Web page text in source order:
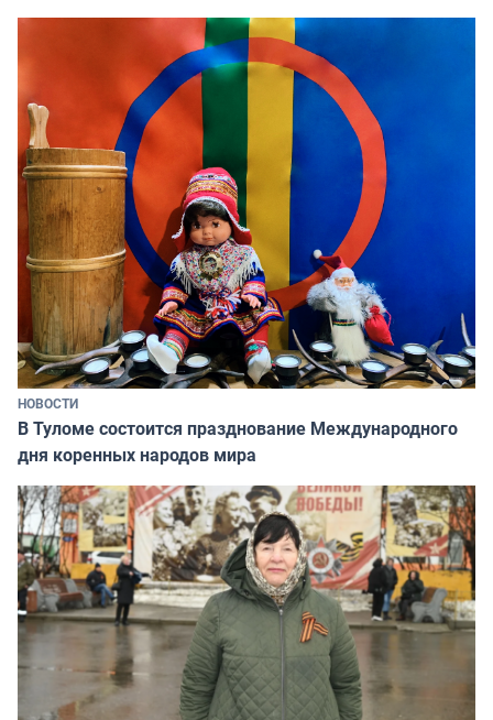
НОВОСТИ
В Туломе состоится празднование Международного
дня коренных народов мира